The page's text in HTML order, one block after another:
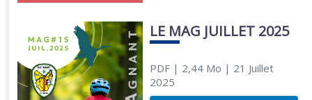
LE MAG JUILLET 2025
PDF| 2,44 Mo | 21 Juillet
2025